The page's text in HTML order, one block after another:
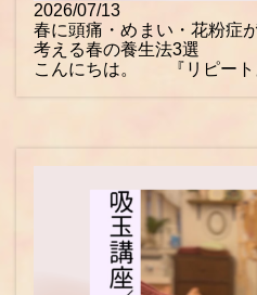
2026/07/13
春に頭痛・めまい・花粉症
考える春の養生法3選
こんにちは。 『リピート